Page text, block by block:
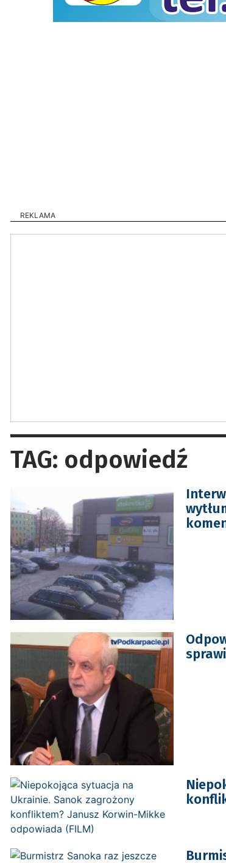
REKLAMA
TAG: odpowiedź